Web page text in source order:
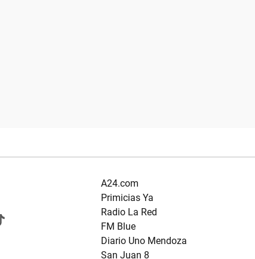
A24.com
Primicias Ya
Radio La Red
FM Blue
Diario Uno Mendoza
San Juan 8